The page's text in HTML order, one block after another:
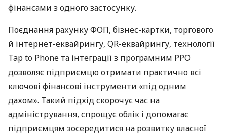
фінансами з одного застосунку.
Поєднання рахунку ФОП, бізнес-картки, торгового
й інтернет-еквайрингу, QR-еквайрингу, технології
Tap to Phone та інтеграції з програмним РРО
дозволяє підприємцю отримати практично всі
ключові фінансові інструменти «під одним
дахом». Такий підхід скорочує час на
адміністрування, спрощує облік і допомагає
підприємцям зосередитися на розвитку власної